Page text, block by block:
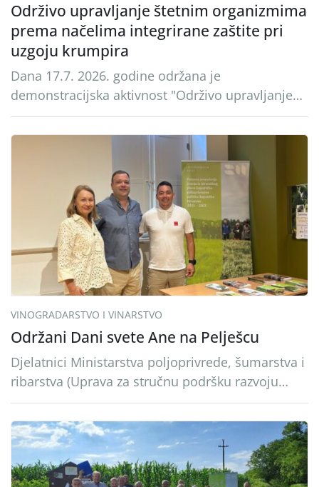
Održivo upravljanje štetnim organizmima
prema načelima integrirane zaštite pri
uzgoju krumpira
Dana 17.7. 2026. godine održana je
demonstracijska aktivnost "Održivo upravljanje
štetnim organizmima prema načelima
integrirane zaštite pri uzgoju krumpira" na
pokusnom polju "Poredje", kraj naselja Belica
(ARKOD parcela ID 2445031) (središnji dio
Međimurske županije).
VINOGRADARSTVO I VINARSTVO
Održani Dani svete Ane na Pelješcu
Djelatnici Ministarstva poljoprivrede, šumarstva i
ribarstva (Uprava za stručnu podršku razvoju
poljoprivrede) sudjelovali su na tradicionalnom
Vinskom forumu, održanom 24.07.2026. godine u
Domu vinarske tradicije u Putnikovićima na
poluotoku Pelješcu, u organizaciji PZ Putniković,
Zadružni savez Dalmacije, Udruga Dalmika i